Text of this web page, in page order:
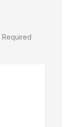
Required